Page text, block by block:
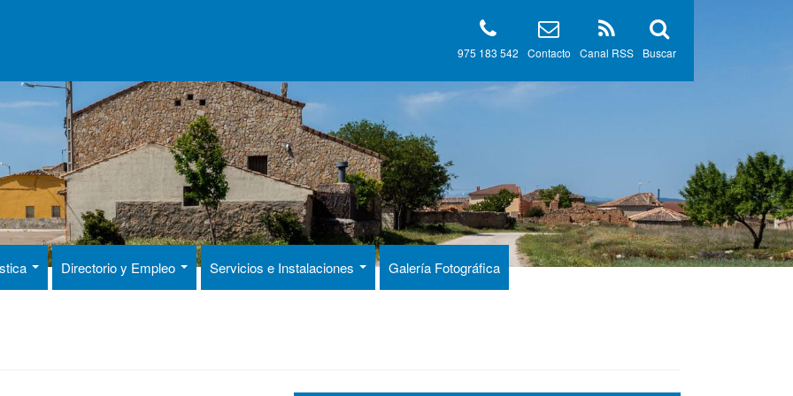
Buscar
Canal RSS
Contacto
975 183 542
Directorio y Empleo Servicios e Instalaciones Galería Fotográfica